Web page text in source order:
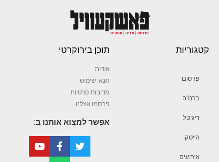
קטגוריות
פרסום
ברנז’ה
דיגיטל
הייטק
אירועים
תוכן בירוקרטי
אודות
תנאי שימוש
מדיניות פרטיות
פרסמו אצלנו
אפשר למצוא אותנו ב: